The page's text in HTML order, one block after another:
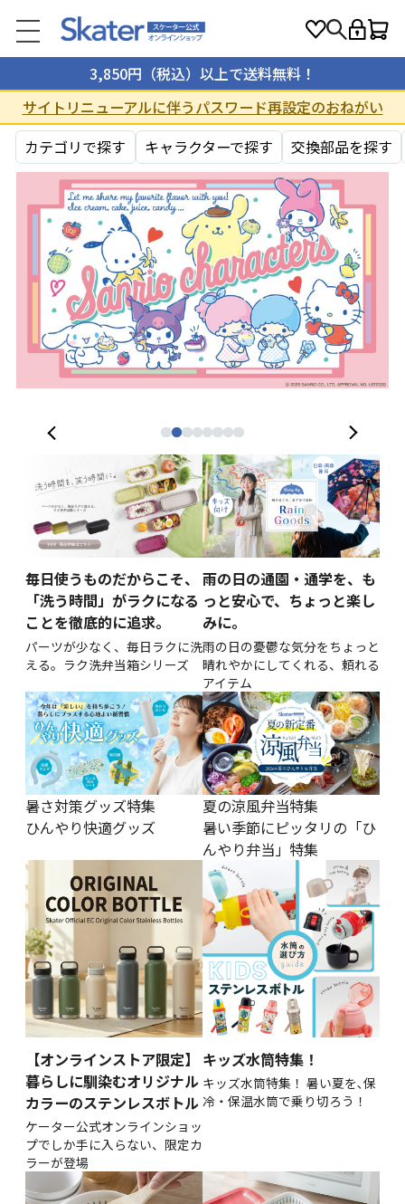
3,850円（税込）以上で送料無料！
サイトリニューアルに伴うパスワード再設定のおねがい
カテゴリで探す
キャラクターで探す 交換部品を探す
毎日使うものだからこそ、
「洗う時間」がラクになる
ことを徹底的に追求。
パーツが少なく、毎日ラクに洗
える。ラク洗弁当箱シリーズ
雨の日の通園・通学を、も
っと安心で、ちょっと楽し
みに。
雨の日の憂鬱な気分をちょっと
晴れやかにしてくれる、頼れる
アイテム
暑さ対策グッズ特集
ひんやり快適グッズ
夏の涼風弁当特集
暑い季節にピッタリの「ひ
んやり弁当」特集
【オンラインストア限定】
暮らしに馴染むオリジナル
カラーのステンレスボトル
ケーター公式オンラインショッ
プでしか手に入らない、限定カ
ラーが登場
キッズ水筒特集！
キッズ水筒特集！ 暑い夏を､保
冷・保温水筒で乗り切ろう！